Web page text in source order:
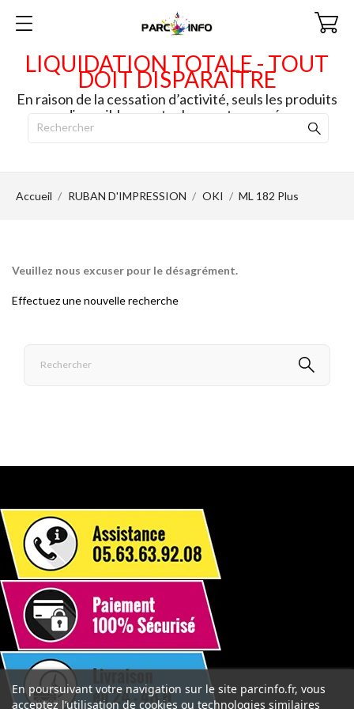
LIQUIDATION TOTALE - TOUT
DOIT DISPARAITRE
En raison de la cessation d’activité, seuls les produits
disponibles en stock seront envoyés.
Accueil RUBAN D'IMPRESSION OKI ML 182 Plus
Veuillez nous excuser pour le désagrément.
Effectuez une nouvelle recherche
En poursuivant votre navigation sur le site parcinfo.fr, vous
acceptez l’utilisation de cookies ou technologies similaires